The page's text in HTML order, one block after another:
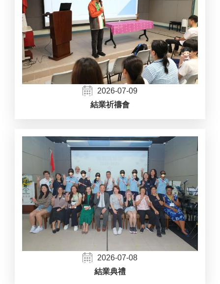
2026-07-09
結業祈禱會
2026-07-08
結業典禮